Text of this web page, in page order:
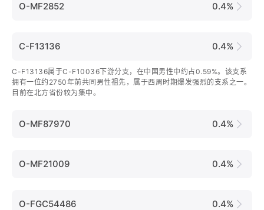
O-MF2852 0.4%
C-F13136 0.4%
C-F13136属于C-F10036下游分支，在中国男性中约占0.59%。该支系
拥有一位约2750年前共同男性祖先，属于西周时期爆发强烈的支系之一。
目前在北方省份较为集中。
O-MF87970 0.4%
O-MF21009 0.4%
O-FGC54486 0.4%